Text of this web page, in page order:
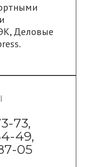
,Деловые
73,
49,
05